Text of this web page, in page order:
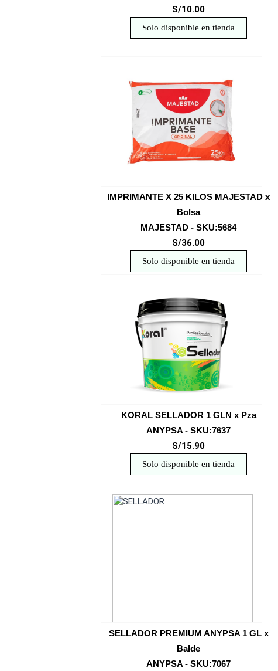
S/10.00
Solo disponible en tienda
IMPRIMANTE X 25 KILOS MAJESTAD x
Bolsa
MAJESTAD - SKU:5684
S/36.00
Solo disponible en tienda
KORAL SELLADOR 1 GLN x Pza
ANYPSA - SKU:7637
S/15.90
Solo disponible en tienda
SELLADOR PREMIUM ANYPSA 1 GL x
Balde
ANYPSA - SKU:7067